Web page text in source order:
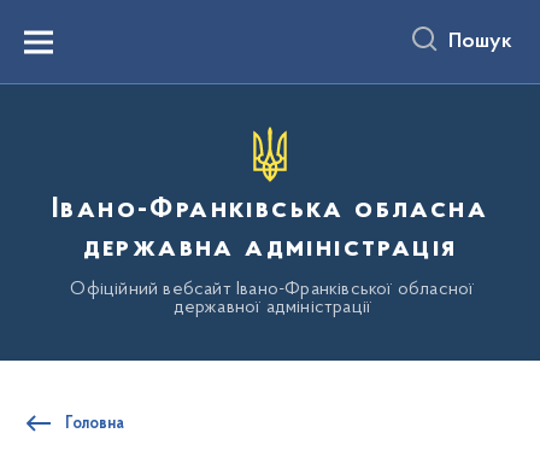
вмістуMenu Пошук
Івано-Франківська обласна
державна адміністрація
Офіційний вебсайт Івано-Франківської обласної
державної адміністрації
Головна